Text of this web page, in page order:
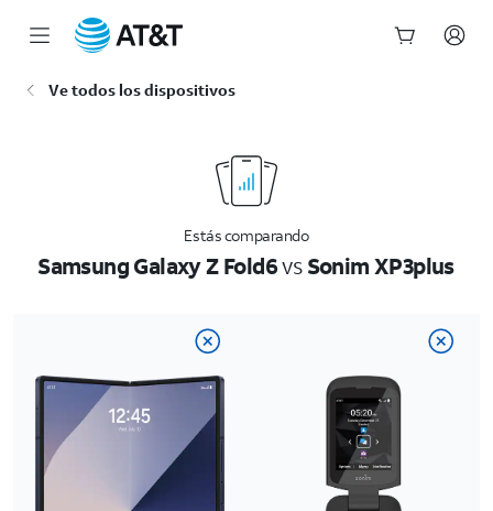
Ve todos los dispositivos
Estás comparando
Samsung Galaxy Z Fold6vsSonim XP3plus